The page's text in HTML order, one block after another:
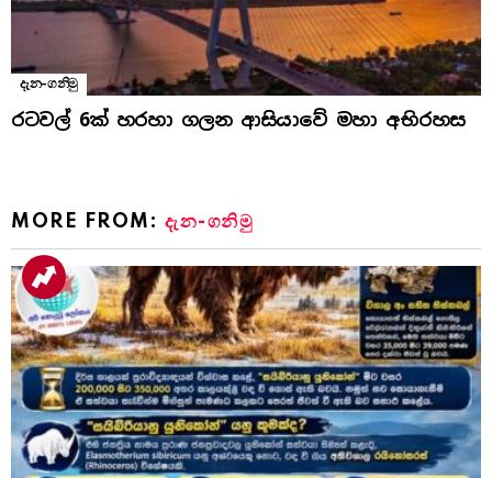
දැන-ගනිමු
රටවල් 6ක් හරහා ගලන ආසියාවේ මහා අභිරහස
MORE FROM:දැන-ගනිමු